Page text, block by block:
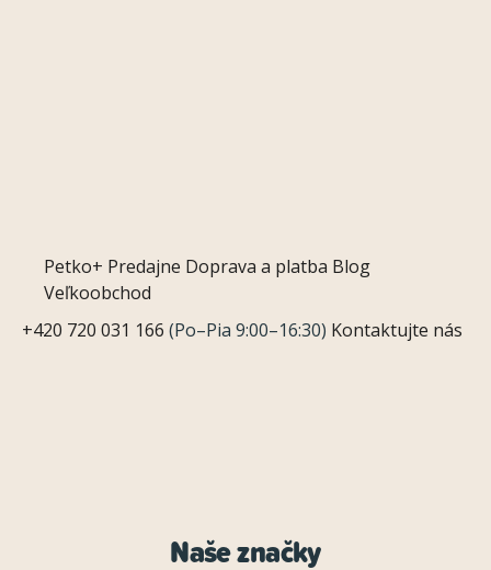
Petko+ Predajne Doprava a platba Blog
Veľkoobchod
+420 720 031 166 (Po–Pia 9:00–16:30) Kontaktujte nás
Naše značky